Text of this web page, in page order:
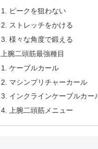
ピークを狙わない
ストレッチをかける
様々な角度で鍛える
上腕二頭筋最強種目
ケーブルカール
マシンプリチャーカール
インクラインケーブルカー
上腕二頭筋メニュー